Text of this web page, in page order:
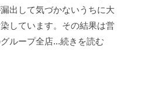
出して気づかないうちに大
しています。その結果は営
ループ全店…続きを読む